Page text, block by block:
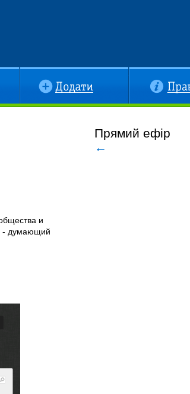
Додати Правила
и
- думающий
Прямий ефір
←